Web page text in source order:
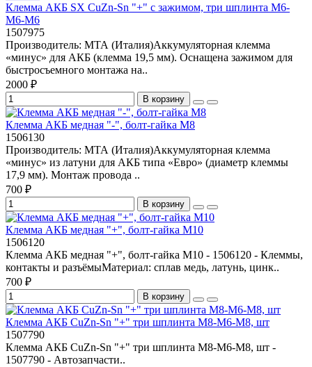
Клемма АКБ SX CuZn-Sn "+" с зажимом, три шплинта М6-
М6-М6
1507975
Производитель: МТА (Италия)Аккумуляторная клемма
«минус» для АКБ (клемма 19,5 мм). Оснащена зажимом для
быстросъемного монтажа на..
2000 ₽
В корзину
Клемма АКБ медная "-", болт-гайка М8
1506130
Производитель: МТА (Италия)Аккумуляторная клемма
«минус» из латуни для АКБ типа «Евро» (диаметр клеммы
17,9 мм). Монтаж провода ..
700 ₽
В корзину
Клемма АКБ медная "+", болт-гайка М10
1506120
Клемма АКБ медная "+", болт-гайка М10 - 1506120 - Клеммы,
контакты и разъёмыМатериал: сплав медь, латунь, цинк..
700 ₽
В корзину
Клемма АКБ CuZn-Sn "+" три шплинта М8-М6-М8, шт
1507790
Клемма АКБ CuZn-Sn "+" три шплинта М8-М6-М8, шт -
1507790 - Автозапчасти..